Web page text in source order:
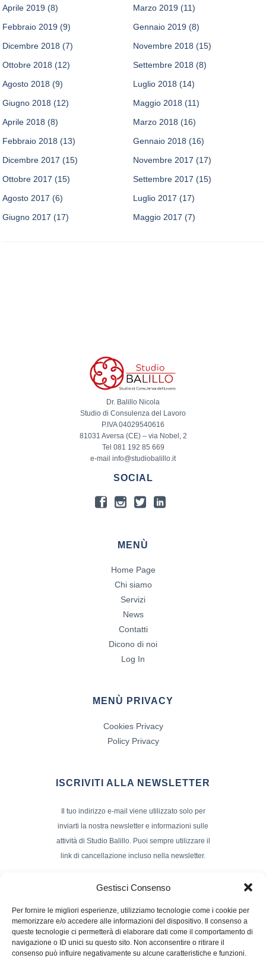
Gestisci Consenso
Per fornire le migliori esperienze, utilizziamo tecnologie come i cookie per
memorizzare e/o accedere alle informazioni del dispositivo. Il consenso a
queste tecnologie ci permetterà di elaborare dati come il comportamento di
navigazione o ID unici su questo sito. Non acconsentire o ritirare il
consenso può influire negativamente su alcune caratteristiche e funzioni.
Aprile 2019 (8) Marzo 2019 (11)
Febbraio 2019 (9) Gennaio 2019 (8)
Dicembre 2018 (7) Novembre 2018 (15)
Ottobre 2018 (12) Settembre 2018 (8)
Agosto 2018 (9) Luglio 2018 (14)
Giugno 2018 (12) Maggio 2018 (11)
Aprile 2018 (8) Marzo 2018 (16)
Febbraio 2018 (13) Gennaio 2018 (16)
Dicembre 2017 (15) Novembre 2017 (17)
Ottobre 2017 (15) Settembre 2017 (15)
Agosto 2017 (6) Luglio 2017 (17)
Giugno 2017 (17) Maggio 2017 (7)
Dr. Balillo Nicola
Studio di Consulenza del Lavoro
P.IVA 04029540616
81031 Aversa (CE) – via Nobel, 2
Tel 081 192 85 669
e-mail info@studiobalillo.it
SOCIAL
MENÙ
Home Page
Chi siamo
Servizi
News
Contatti
Dicono di noi
Log In
MENÙ PRIVACY
Cookies Privacy
Policy Privacy
ISCRIVITI ALLA NEWSLETTER
Il tuo indirizzo e-mail viene utilizzato solo per
inviarti la nostra newsletter e informazioni sulle
attività di Studio Balillo. Puoi sempre utilizzare il
link di cancellazione incluso nella newsletter.
Nome e Cognome